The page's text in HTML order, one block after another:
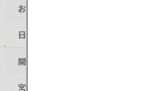
お祭り名
日向ひょっとこ夏祭り
開催地
宮崎県日向市 中心部